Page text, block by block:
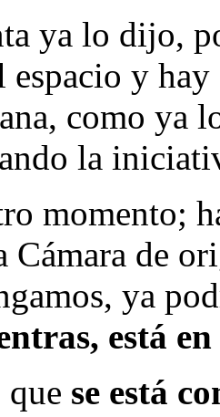
ya lo dijo,
espacio y
como ya
la
momento;
Cámara de
ya
está
se está